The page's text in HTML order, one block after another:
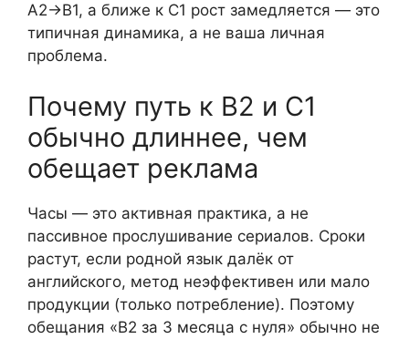
A2→B1, а ближе к C1 рост замедляется — это
типичная динамика, а не ваша личная
проблема.
Почему путь к B2 и C1
обычно длиннее, чем
обещает реклама
Часы — это активная практика, а не
пассивное прослушивание сериалов. Сроки
растут, если родной язык далёк от
английского, метод неэффективен или мало
продукции (только потребление). Поэтому
обещания «B2 за 3 месяца с нуля» обычно не